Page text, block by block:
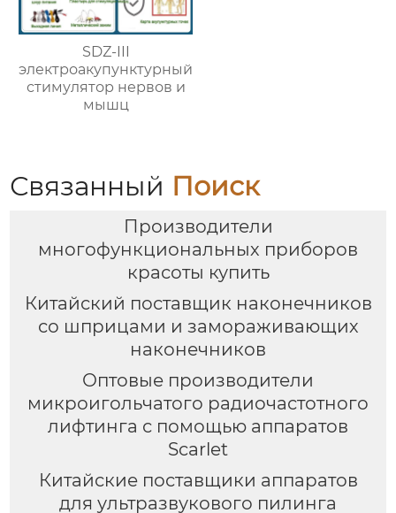
SDZ-III
электроакупунктурный
стимулятор нервов и
мышц
Связанный Поиск
Производители
многофункциональных приборов
красоты купить
Китайский поставщик наконечников
со шприцами и замораживающих
наконечников
Оптовые производители
микроигольчатого радиочастотного
лифтинга с помощью аппаратов
Scarlet
Китайские поставщики аппаратов
для ультразвукового пилинга